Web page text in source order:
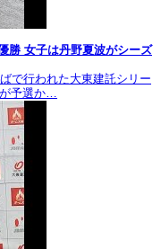
勝 女子は丹野夏波がシーズ
で行われた大東建託シリー
予選か…